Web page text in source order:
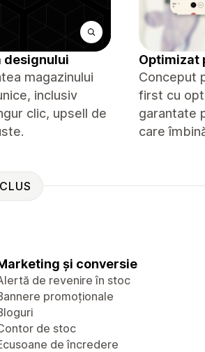
designului
magazinului
inclusiv
clic, upsell de
Optimizat
Conceput
first cu
garantate
care
și conversie
de revenire în stoc
promoționale
de stoc
de încredere